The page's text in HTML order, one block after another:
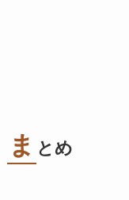
ま とめ